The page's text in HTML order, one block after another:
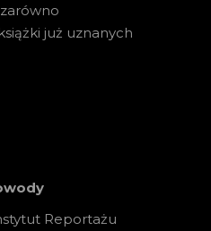
już uznanych
Reportażu